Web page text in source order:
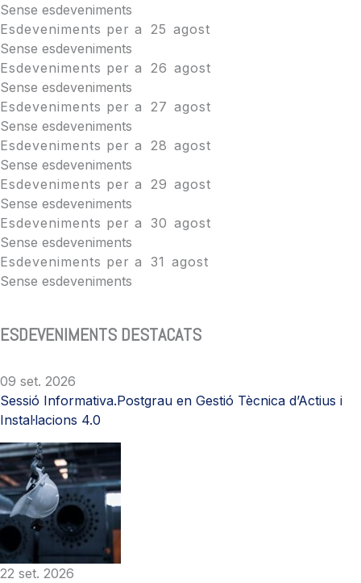
Sense esdeveniments
Esdeveniments per a
25 agost
Sense esdeveniments
Esdeveniments per a
26 agost
Sense esdeveniments
Esdeveniments per a
27 agost
Sense esdeveniments
Esdeveniments per a
28 agost
Sense esdeveniments
Esdeveniments per a
29 agost
Sense esdeveniments
Esdeveniments per a 30 agost
Sense esdeveniments
Esdeveniments per a 31 agost
Sense esdeveniments
ESDEVENIMENTS DESTACATS
09 set. 2026
Sessió Informativa.Postgrau en Gestió Tècnica d’Actius i
Instal·lacions 4.0
22 set. 2026